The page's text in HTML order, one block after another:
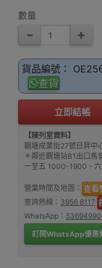
數量
貨品編號：
查貨
立即結帳
【陳列室資料】
觀塘成業街27號日昇中
＊鄰近觀塘站B1出口
一至五 1000-1900、
營業時間及地圖： 查看
查詢熱線： 3956 8117
WhatsApp： 53694990
訂閱WhatsApp優惠